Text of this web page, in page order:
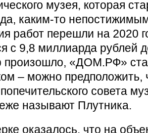
музея, которая
каким-то
работ перешли на 2020
с 9,8 миллиарда рублей
произошло, «ДОМ.РФ»
– можно предположить,
совета
называют Плутника.
оказалось, что на